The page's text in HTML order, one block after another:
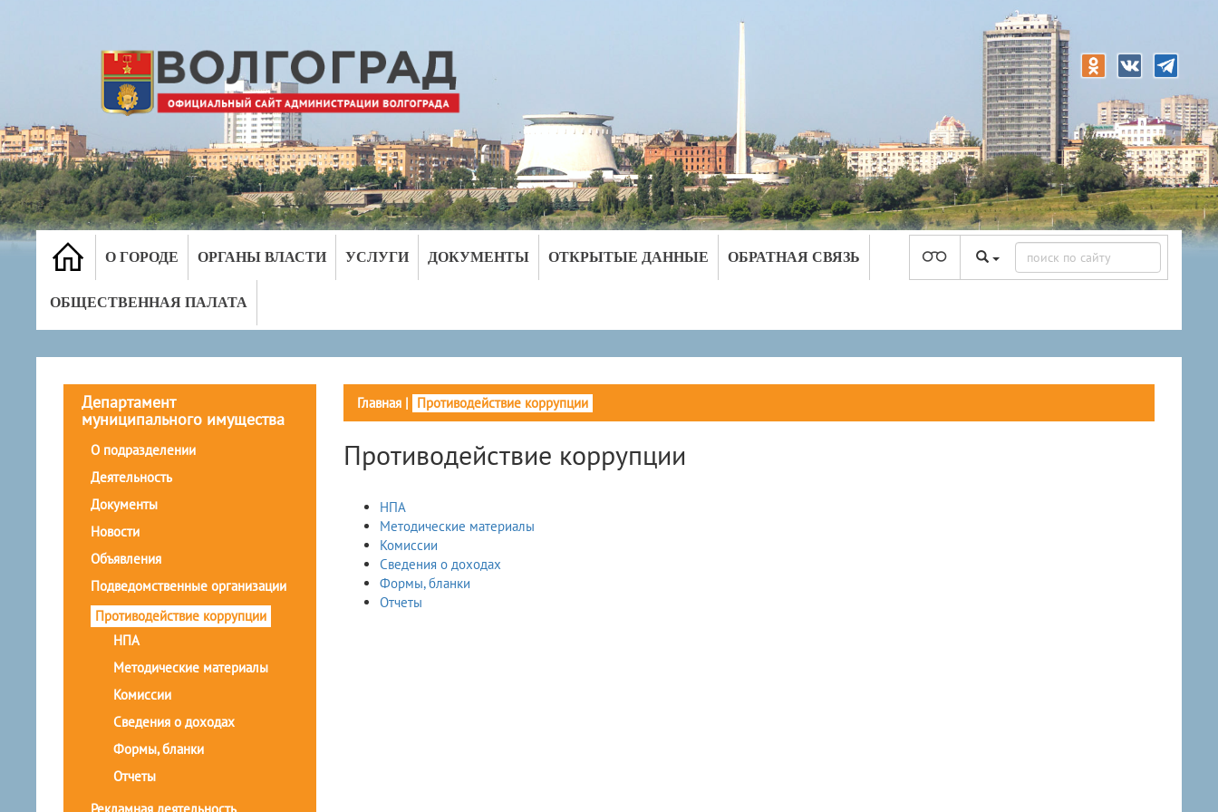
О ГОРОДЕ ОРГАНЫ ВЛАСТИ УСЛУГИ ДОКУМЕНТЫ ОТКРЫТЫЕ ДАННЫЕ ОБРАТНАЯ СВЯЗЬ
ОБЩЕСТВЕННАЯ ПАЛАТА
Департамент
муниципального имущества
О подразделении
Деятельность
Документы
Новости
Объявления
Подведомственные организации
Противодействие коррупции
НПА
Методические материалы
Комиссии
Сведения о доходах
Формы, бланки
Отчеты
Главная| Противодействие коррупции
Противодействие коррупции
НПА
Методические материалы
Комиссии
Сведения о доходах
Формы, бланки
Отчеты